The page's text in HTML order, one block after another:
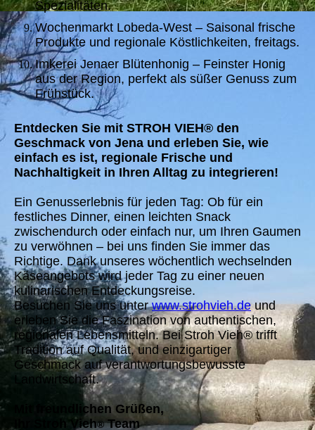
Spezialitäten.
Wochenmarkt Lobeda-West – Saisonal frische
Produkte und regionale Köstlichkeiten, freitags.
Imkerei Jenaer Blütenhonig – Feinster Honig
aus der Region, perfekt als süßer Genuss zum
Frühstück.
Entdecken Sie mit STROH VIEH® den
Geschmack von Jena und erleben Sie, wie
einfach es ist, regionale Frische und
Nachhaltigkeit in Ihren Alltag zu integrieren!
Ein Genusserlebnis für jeden Tag: Ob für ein
festliches Dinner, einen leichten Snack
zwischendurch oder einfach nur, um Ihren Gaumen
zu verwöhnen – bei uns finden Sie immer das
Richtige. Dank unseres wöchentlich wechselnden
Käseangebots wird jeder Tag zu einer neuen
kulinarischen Entdeckungsreise.
Besuchen Sie uns unterwww.strohvieh.deund
erleben Sie die Faszination von authentischen,
regionalen Lebensmitteln. Bei Stroh Vieh® trifft
Tradition auf Qualität, und einzigartiger
Geschmack auf verantwortungsbewusste
Landwirtschaft.
Mit freundlichen Grüßen,
Ihr Stroh Vieh®Team